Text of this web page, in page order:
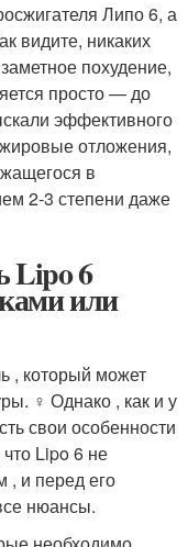
Липо 6, а
видите, никаких
похудение,
просто — до
эффективного
отложения,
в
2-3 степени даже
Lipo 6
или
, который может
️‍♀️ Однако , как и у
свои особенности
Lipo 6 не
, и перед его
нюансы.